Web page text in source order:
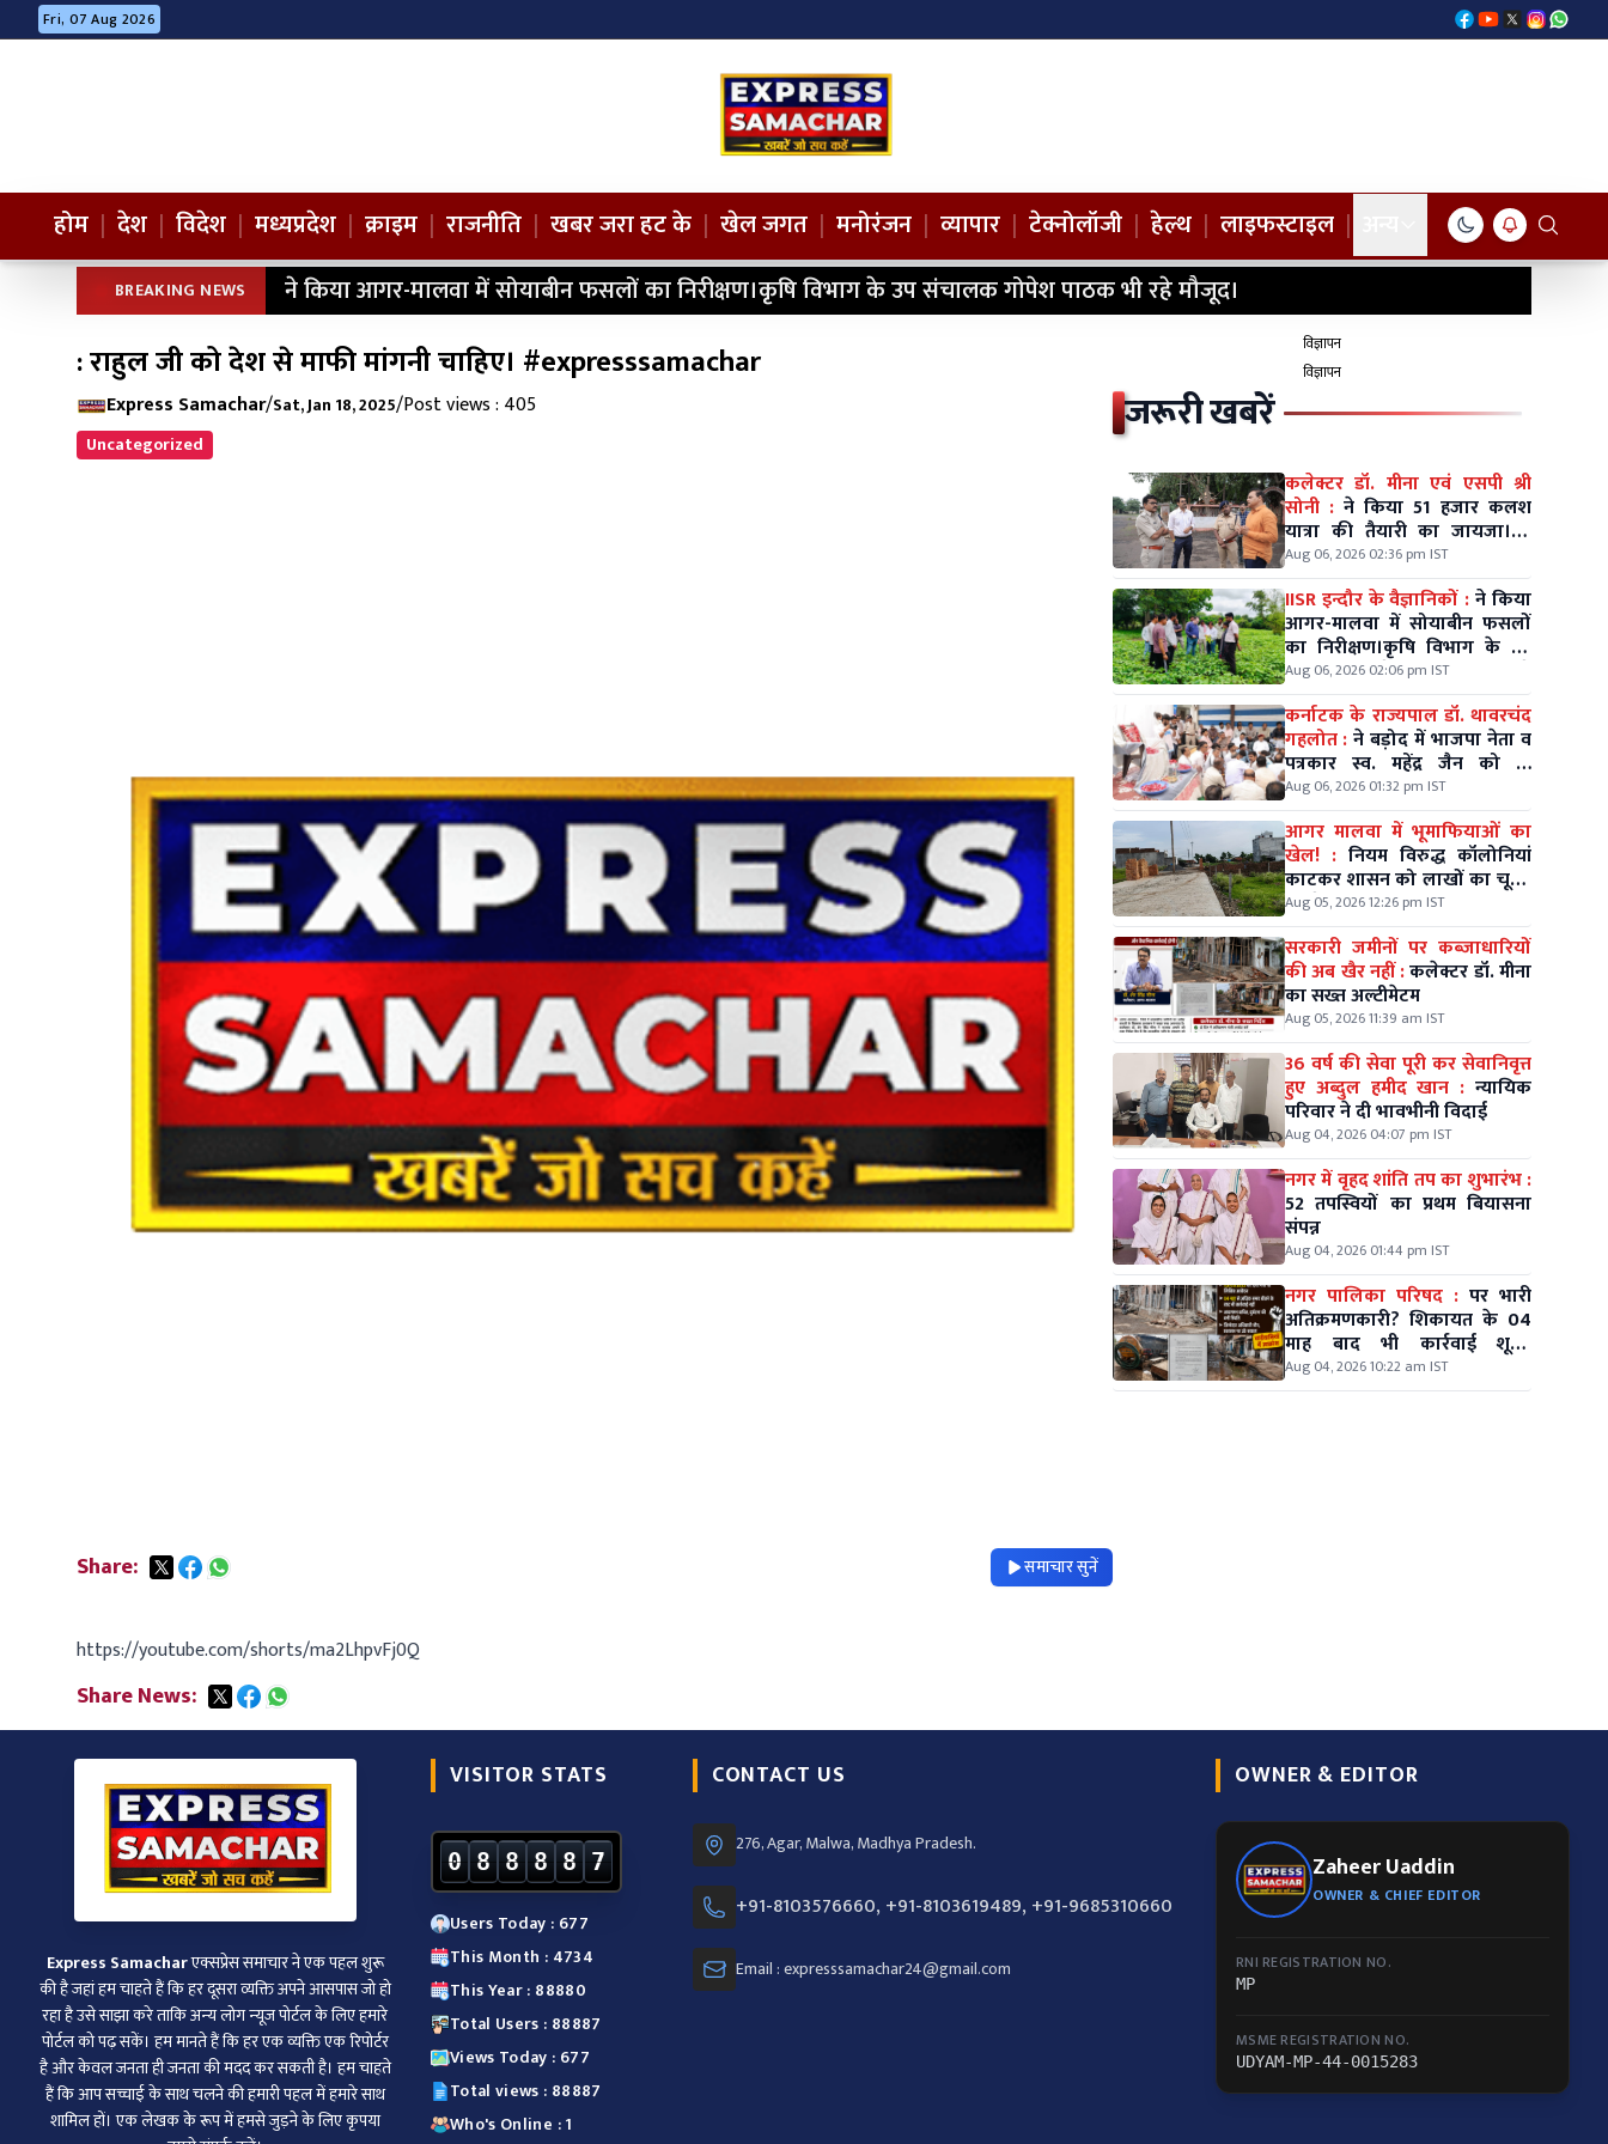
Fri, 07 Aug 2026
होम | देश | विदेश | मध्यप्रदेश | क्राइम | राजनीति | खबर जरा हट के | खेल जगत | मनोरंजन | व्यापार | टेक्नोलॉजी | हेल्थ | लाइफस्टाइल |
BREAKING NEWS ने किया आगर-मालवा में सोयाबीन फसलों का निरीक्षण।कृषि विभाग के उप संचालक गोपेश पाठक भी रहे मौजूद।
: राहुल जी को देश से माफी मांगनी चाहिए। #expresssamachar
Express Samachar/Sat, Jan 18, 2025/Post views : 405
Uncategorized
Share: समाचार सुनें
https://youtube.com/shorts/ma2LhpvFj0Q
Share News:
विज्ञापन
विज्ञापन
जरूरी खबरें
कलेक्टर डॉ. मीना एवं एसपी श्री
सोनी : ने किया 51 हजार कलश
यात्रा की तैयारी का जायजा।10
अगस्त को विधायक श्री मधु गहलोत
के नेतृत्व में निकलेगी विशाल कलश
यात्रा।
Aug 06, 2026 02:36 pm IST
IISR इन्दौर के वैज्ञानिकों :ने किया
आगर-मालवा में सोयाबीन फसलों
का निरीक्षण।कृषि विभाग के उप
संचालक गोपेश पाठक भी रहे
मौजूद।
Aug 06, 2026 02:06 pm IST
कर्नाटक के राज्यपाल डॉ. थावरचंद
गहलोत :ने बड़ोद में भाजपा नेता व
पत्रकार स्व. महेंद्र जैन को दी
श्रद्धांजलि।
Aug 06, 2026 01:32 pm IST
आगर मालवा में भूमाफियाओं का
खेल! : नियम विरुद्ध कॉलोनियां
काटकर शासन को लाखों का चूना,
जिम्मेदारों की चुप्पी पर सवाल
Aug 05, 2026 12:26 pm IST
सरकारी जमीनों पर कब्जाधारियों
की अब खैर नहीं :कलेक्टर डॉ. मीना
का सख्त अल्टीमेटम
Aug 05, 2026 11:39 am IST
36 वर्ष की सेवा पूरी कर सेवानिवृत्त
हुए अब्दुल हमीद खान : न्यायिक
परिवार ने दी भावभीनी विदाई
Aug 04, 2026 04:07 pm IST
नगर में वृहद शांति तप का शुभारंभ :
52 तपस्वियों का प्रथम बियासना
संपन्न
Aug 04, 2026 01:44 pm IST
नगर पालिका परिषद : पर भारी
अतिक्रमणकारी? शिकायत के 04
माह बाद भी कार्रवाई शून्य,
वार्डवासियों में आक्रोश
Aug 04, 2026 10:22 am IST
Express Samacharएक्सप्रेस समाचार ने एक पहल शुरू
की है जहां हम चाहते हैं कि हर दूसरा व्‍यक्ति अपने आसपास जो हो
रहा है उसे साझा करे ताकि अन्‍य लोग न्‍यूज पोर्टल के लिए हमारे
पोर्टल को पढ़ सकें। हम मानते हैं कि हर एक व्यक्ति एक रिपोर्टर
है और केवल जनता ही जनता की मदद कर सकती है। हम चाहते
हैं कि आप सच्चाई के साथ चलने की हमारी पहल में हमारे साथ
शामिल हों। एक लेखक के रूप में हमसे जुड़ने के लिए कृपया
VISITOR STATS
0 8 8 8 8 7
Users Today : 677
This Month : 4734
This Year : 88880
Total Users : 88887
Views Today : 677
Total views : 88887
Who's Online : 1
CONTACT US
276, Agar, Malwa, Madhya Pradesh.
+91-8103576660, +91-8103619489, +91-9685310660
Email : expresssamachar24@gmail.com
OWNER & EDITOR
Zaheer Uaddin
OWNER & CHIEF EDITOR
RNI REGISTRATION NO.
MP
MSME REGISTRATION NO.
UDYAM-MP-44-0015283